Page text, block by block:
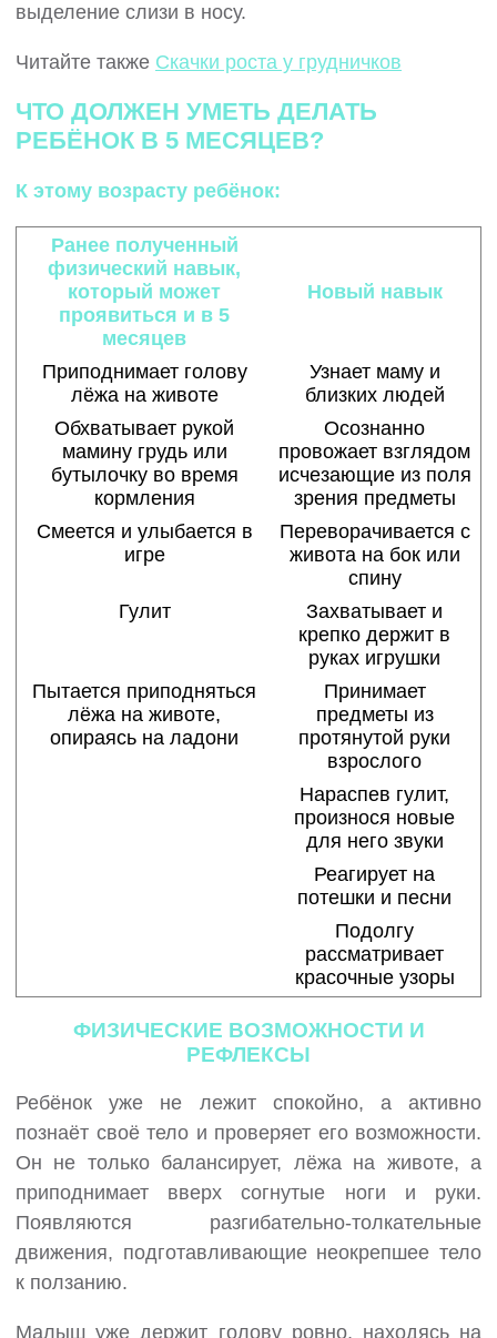
выделение слизи в носу.
Читайте также Скачки роста у грудничков
ЧТО ДОЛЖЕН УМЕТЬ ДЕЛАТЬ
РЕБЁНОК В 5 МЕСЯЦЕВ?
К этому возрасту ребёнок:
Ранее полученный
физический навык,
который может
проявиться и в 5
месяцев
Новый навык
Приподнимает голову
лёжа на животе
Узнает маму и
близких людей
Обхватывает рукой
мамину грудь или
бутылочку во время
кормления
Осознанно
провожает взглядом
исчезающие из поля
зрения предметы
Смеется и улыбается в
игре
Переворачивается с
живота на бок или
спину
Гулит
Захватывает и
крепко держит в
руках игрушки
Пытается приподняться
лёжа на животе,
опираясь на ладони
Принимает
предметы из
протянутой руки
взрослого
Нараспев гулит,
произнося новые
для него звуки
Реагирует на
потешки и песни
Подолгу
рассматривает
красочные узоры
ФИЗИЧЕСКИЕ ВОЗМОЖНОСТИ И
РЕФЛЕКСЫ
Ребёнок уже не лежит спокойно, а активно
познаёт своё тело и проверяет его возможности.
Он не только балансирует, лёжа на животе, а
приподнимает вверх согнутые ноги и руки.
Появляются разгибательно-толкательные
движения, подготавливающие неокрепшее тело
к ползанию.
Малыш уже держит голову ровно, находясь на